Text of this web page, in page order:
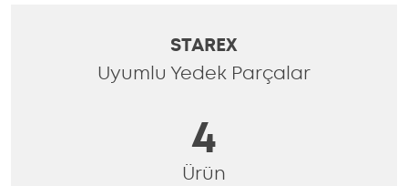
STAREX
Uyumlu Yedek Parçalar
4
Ürün